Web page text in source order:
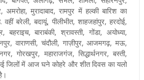
मुरादाबाद, रामपुर में हल्की बारिश का
बरेली, बदायूं, पीलीभीत, शाहजहांपुर, हरदोई,
बहराइच, बाराबंकी, श्रावस्ती, गोंडा, अयोध्या,
वाराणसी, चंदौली, गाज़ीपुर, आजमगढ़, मऊ,
गोरखपुर, महाराजगंज, सिद्धार्थनगर, बस्ती,
में आज घने कोहरे और शीत दिवस का यलो